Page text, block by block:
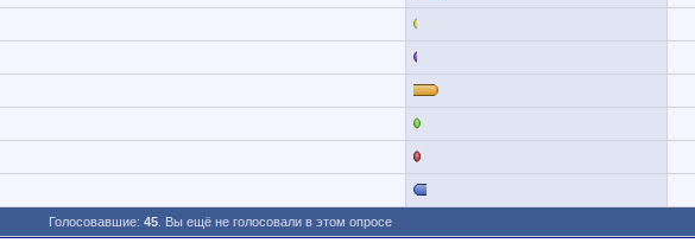
Голосовавшие: 45. Вы ещё не голосовали в этом опросе